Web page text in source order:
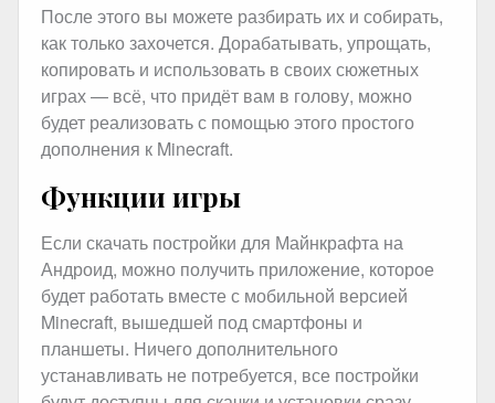
После этого вы можете разбирать их и собирать,
как только захочется. Дорабатывать, упрощать,
копировать и использовать в своих сюжетных
играх — всё, что придёт вам в голову, можно
будет реализовать с помощью этого простого
дополнения к Minecraft.
Функции игры
Если скачать постройки для Майнкрафта на
Андроид, можно получить приложение, которое
будет работать вместе с мобильной версией
Minecraft, вышедшей под смартфоны и
планшеты. Ничего дополнительного
устанавливать не потребуется, все постройки